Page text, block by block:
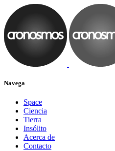
Navega
Space
Ciencia
Tierra
Insólito
Acerca de
Contacto